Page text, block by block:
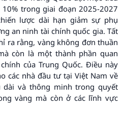
trong giai đoạn 2025-2027
lược dài hạn giảm sự phụ
an ninh tài chính quốc gia. Tất
ra rằng, vàng không đơn thuần
còn là một thành phần quan
của Trung Quốc. Điều này
các nhà đầu tư tại Việt Nam về
dài và thông minh trong quyết
vàng mà còn ở các lĩnh vực